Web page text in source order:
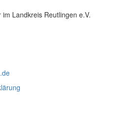
Landkreis Reutlingen e.V.